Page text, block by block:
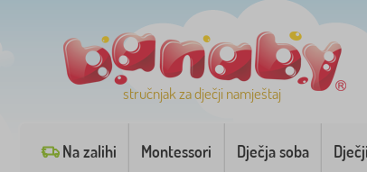
stručnjak za dječji namještaj
Na zalihi Montessori Dječja soba